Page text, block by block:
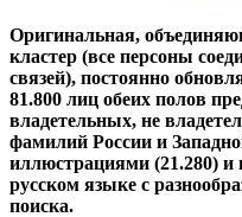
Оригинальная,
кластер (все персоны
связей), постоянно
81.800 лиц обеих полов
владетельных, не
фамилий России и
иллюстрациями (21.280) и
русском языке с
поиска.